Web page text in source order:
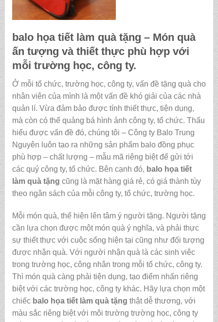
balo họa tiết làm quà tặng – Món quà
ấn tượng và thiết thực phù hợp với
mỗi trường học, công ty.
Ở mỗi tổ chức, trường học, công ty, vấn đề tặng quà cho
nhân viên của mình là một vấn đề khó giải của các nhà
quản lí. Vừa đảm bảo được tính thiết thực, tiện dụng,
mà còn có thể quảng bá hình ảnh công ty, tổ chức. Thấu
hiểu được vấn đề đó, chúng tôi – Công ty Balo Trung
Nguyên luôn tạo ra những sản phẩm balo đồng phục
phù hợp – chất lượng – mẫu mã riêng biệt để gửi tới
các quý công ty, tổ chức. Bên cạnh đó, balo họa tiết
làm quà tặng cũng là mặt hàng giá rẻ, có giá thành tùy
theo ngân sách của mỗi công ty, tổ chức, trường học.
Mỗi món quà, thể hiện lên tâm ý người tặng. Người tặng
cần lựa chọn được một món quà ý nghĩa, và phải thực
sự thiết thực với cuộc sống hiện tại cũng như đối tượng
được nhận quà. Với người nhận quà là các sinh viêc
trong trường học, công nhân trong mỗi tổ chức, công ty.
Thì món quà càng phải tiện dụng, tạo điểm nhấn riêng
biệt với các trường học, công ty khác. Hãy lựa chọn một
chiếc balo họa tiết làm quà tặng thật dễ thương, với
màu sắc riêng biệt với môi trường trường học, công ty